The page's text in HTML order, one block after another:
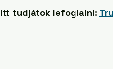
Itt tudjátok lefoglalni: